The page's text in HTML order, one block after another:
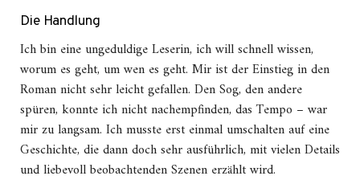
Die Handlung
Ich bin eine ungeduldige Leserin, ich will schnell wissen,
worum es geht, um wen es geht. Mir ist der Einstieg in den
Roman nicht sehr leicht gefallen. Den Sog, den andere
spüren, konnte ich nicht nachempfinden, das Tempo – war
mir zu langsam. Ich musste erst einmal umschalten auf eine
Geschichte, die dann doch sehr ausführlich, mit vielen Details
und liebevoll beobachtenden Szenen erzählt wird.